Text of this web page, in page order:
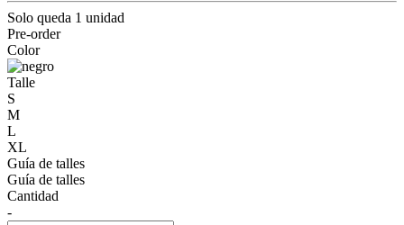
Solo queda 1 unidad
Pre-order
Color
Talle
S
M
L
XL
Guía de talles
Guía de talles
Cantidad
-